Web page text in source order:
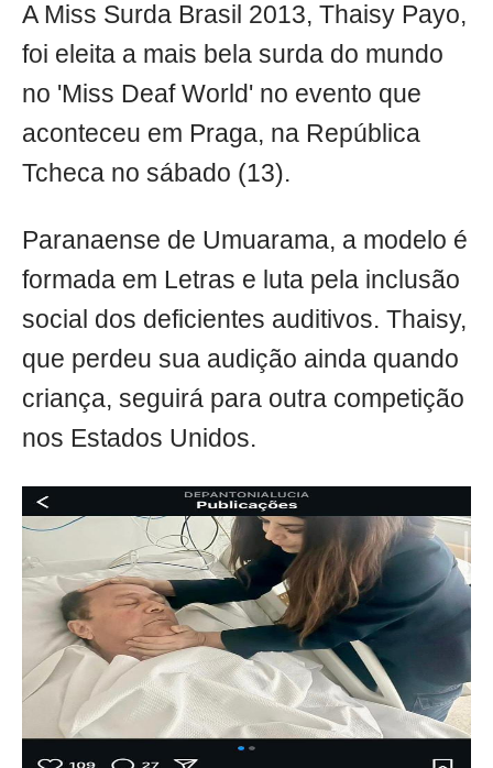
A Miss Surda Brasil 2013, Thaisy Payo,
foi eleita a mais bela surda do mundo
no 'Miss Deaf World' no evento que
aconteceu em Praga, na República
Tcheca no sábado (13).
Paranaense de Umuarama, a modelo é
formada em Letras e luta pela inclusão
social dos deficientes auditivos. Thaisy,
que perdeu sua audição ainda quando
criança, seguirá para outra competição
nos Estados Unidos.